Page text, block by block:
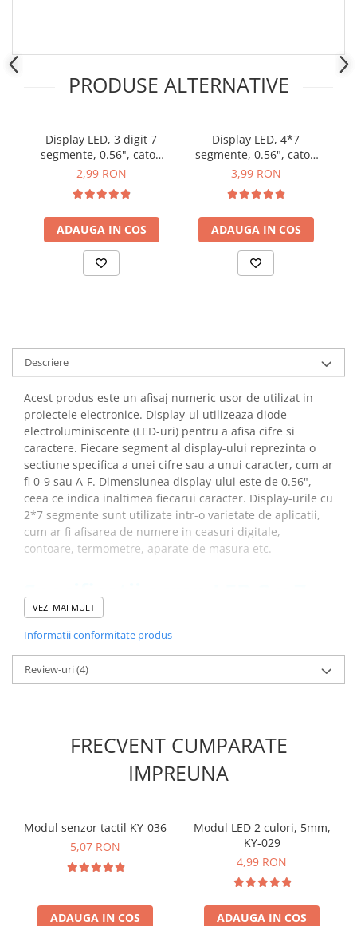
Senzori Electronici
Componente Electronice
Electrice
Acumulatori si Baterii
Acumulatori
Distributie Comutatie si Protectie
Contoare si Relee Electrice
Sigurante Automate
Dispozitive AFDD detectare defect
arc electric
Contactoare
Blocuri de Distributie
Tablouri Electrice
Accesorii Tablouri Electrice
Stabilizatoare de Tensiune
Convertoare de Tensiune
Banda Izolatoare
Intrerupatoare Smart
Prize Inteligente
Module Smart Home
Camere Supraveghere
Lanterne de Cap
Microscoape Biologice
PRODUSE ALTERNATIVE
Display LED, 3 digit 7
segmente, 0.56", catod
comun
2,99 RON
ADAUGA IN COS
Display LED, 4*7
segmente, 0.56", catod
comun
3,99 RON
ADAUGA IN COS
Descriere
Acest produs este un afisaj numeric usor de utilizat in
proiectele electronice. Display-ul utilizeaza diode
electroluminiscente (LED-uri) pentru a afisa cifre si
caractere. Fiecare segment al display-ului reprezinta o
sectiune specifica a unei cifre sau a unui caracter, cum ar
fi 0-9 sau A-F. Dimensiunea display-ului este de 0.56",
ceea ce indica inaltimea fiecarui caracter. Display-urile cu
2*7 segmente sunt utilizate intr-o varietate de aplicatii,
cum ar fi afisarea de numere in ceasuri digitale,
contoare, termometre, aparate de masura etc.
Specificatii ecran LED 2 x 7
segmente:
Tensiune alimentare:
Curent pe segment:max. 20mA
Numar caractere:2
37 x 19 mm
0.005kg
Schema de conectare display LED, 2*7
segmente, 0.56", catod comun:
VEZI MAI MULT
Informatii conformitate produs
Review-uri(4)
FRECVENT CUMPARATE
IMPREUNA
Modul senzor tactil KY-036
5,07 RON
ADAUGA IN COS
Modul LED 2 culori, 5mm,
KY-029
4,99 RON
ADAUGA IN COS